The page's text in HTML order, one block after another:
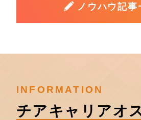
ノウハウ記事
INFORMATION
チアキャリアオ